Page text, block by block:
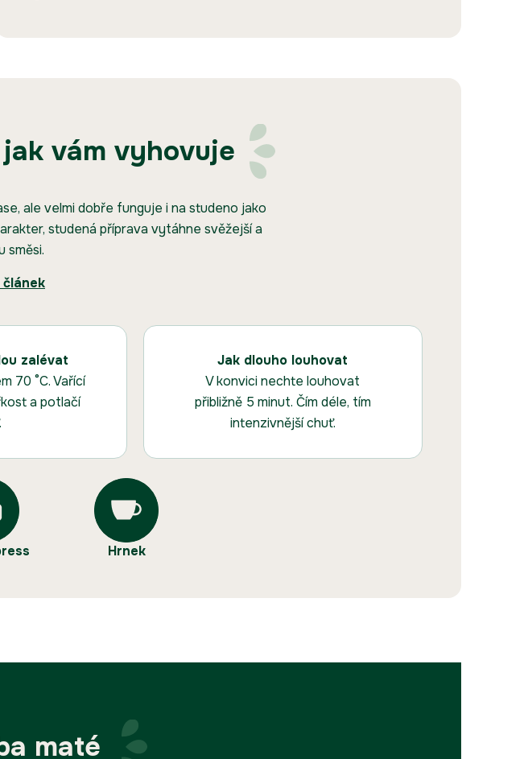
vám vyhovuje
ale velmi dobře funguje i na studeno jako
studená příprava vytáhne svěžejší a
směsi.
zalévat
70 °C. Vařící
a potlačí
Jak dlouho louhovat
V konvici nechte louhovat
přibližně 5 minut. Čím déle, tím
intenzivnější chuť.
Hrnek
maté